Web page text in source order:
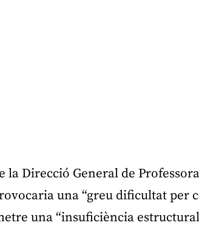
la Direcció General de
una “greu dificultat per
una “insuficiència